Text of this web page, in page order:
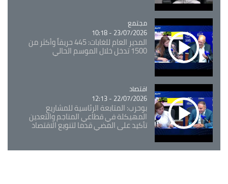
Catégorie
مجتمع
23/07/2026 - 10:18
المدير العام للغابات: 445 حريقاً وأكثر من
1500 تدخل خلال الموسم الحالي
Catégorie
اقتصاد
22/07/2026 - 12:13
بوحرب: المتابعة الرئاسية للمشاريع
المهيكلة في قطاعي المناجم والتعدين
تأكيد على المضي قدما لتنويع الاقتصاد